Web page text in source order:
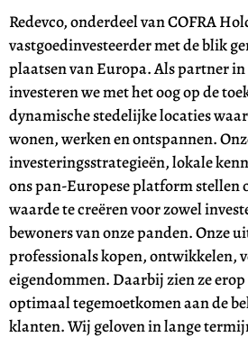
Redevco, onderdeel van COFRA
vastgoedinvesteerder met de blik
plaatsen van Europa. Als partner
investeren we met het oog op de
dynamische stedelijke locaties
wonen, werken en ontspannen.
investeringsstrategieën, lokale
ons pan-Europese platform stellen
waarde te creëren voor zowel
bewoners van onze panden. Onze
professionals kopen, ontwikkelen,
eigendommen. Daarbij zien ze
optimaal tegemoetkomen aan de
klanten. Wij geloven in lange